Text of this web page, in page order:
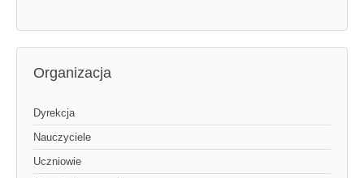
Organizacja
Dyrekcja
Nauczyciele
Uczniowie